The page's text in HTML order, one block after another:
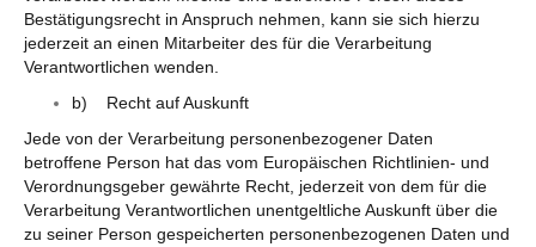
Bestätigungsrecht in Anspruch nehmen, kann sie sich hierzu
jederzeit an einen Mitarbeiter des für die Verarbeitung
Verantwortlichen wenden.
b) Recht auf Auskunft
Jede von der Verarbeitung personenbezogener Daten
betroffene Person hat das vom Europäischen Richtlinien- und
Verordnungsgeber gewährte Recht, jederzeit von dem für die
Verarbeitung Verantwortlichen unentgeltliche Auskunft über die
zu seiner Person gespeicherten personenbezogenen Daten und